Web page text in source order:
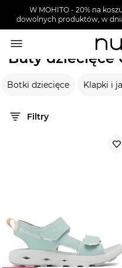
W MOHITO - 20% na
dowolnych produktów, w
Buty dziecięce
Botki dziecięce Klapki i
Filtry